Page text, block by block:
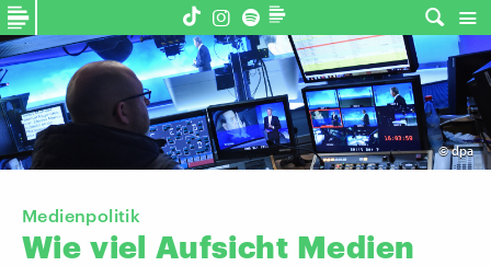
©dpa
Medienpolitik
Wie viel Aufsicht Medien